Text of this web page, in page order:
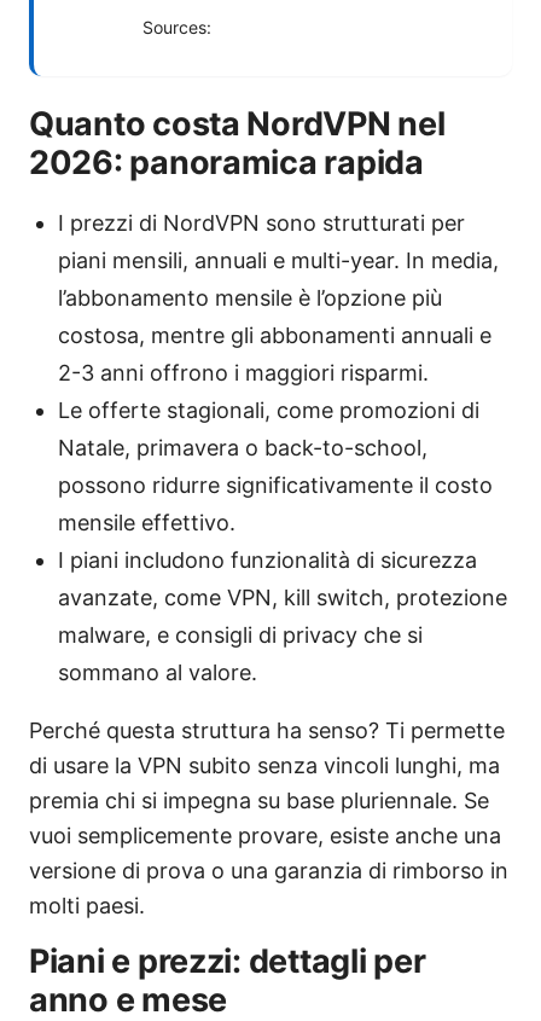
Sources:
Quanto costa NordVPN nel
2026: panoramica rapida
I prezzi di NordVPN sono strutturati per
piani mensili, annuali e multi-year. In media,
l’abbonamento mensile è l’opzione più
costosa, mentre gli abbonamenti annuali e
2-3 anni offrono i maggiori risparmi.
Le offerte stagionali, come promozioni di
Natale, primavera o back-to-school,
possono ridurre significativamente il costo
mensile effettivo.
I piani includono funzionalità di sicurezza
avanzate, come VPN, kill switch, protezione
malware, e consigli di privacy che si
sommano al valore.
Perché questa struttura ha senso? Ti permette
di usare la VPN subito senza vincoli lunghi, ma
premia chi si impegna su base pluriennale. Se
vuoi semplicemente provare, esiste anche una
versione di prova o una garanzia di rimborso in
molti paesi.
Piani e prezzi: dettagli per
anno e mese